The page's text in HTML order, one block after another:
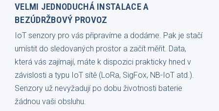
VELMI JEDNODUCHÁ INSTALACE A
BEZÚDRŽBOVÝ PROVOZ
IoT senzory pro vás připravíme a dodáme. Pak je stačí
umístit do sledovaných prostor a začít měřit. Data,
která vás zajímají, máte k dispozici prakticky hned v
závislosti a typu IoT sítě (LoRa, SigFox, NB-IoT atd.).
Senzory už nevyžadují po dobu životnosti baterie
žádnou vaši obsluhu.